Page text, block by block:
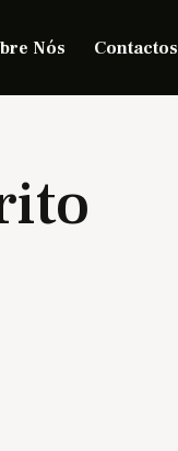
Nós Contactos